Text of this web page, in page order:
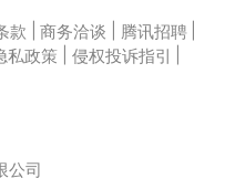
款 商务洽谈 腾讯招聘
私政策 侵权投诉指引
公司